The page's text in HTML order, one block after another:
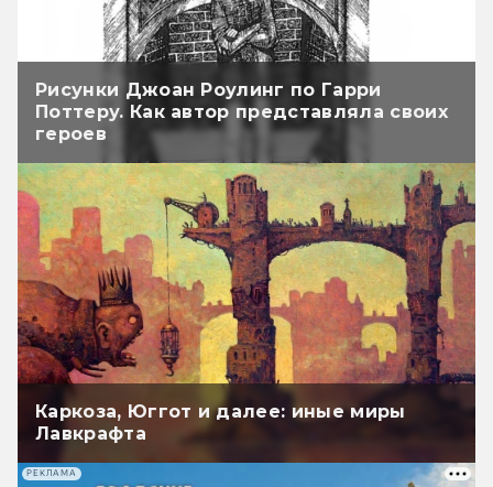
Рисунки Джоан Роулинг по Гарри
Поттеру. Как автор представляла своих
героев
Каркоза, Юггот и далее: иные миры
Лавкрафта
РЕКЛАМА